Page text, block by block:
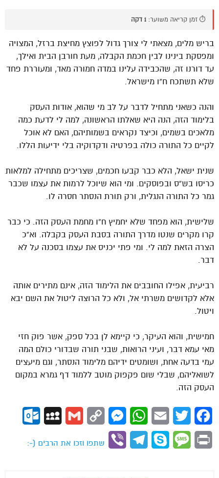
⏱️ זמן קריאה משוער: 1 דקה
בריש מלים, מצאתי לי צורך גדול לפוצץ מחיצת ברזל, המצויה
ומפסקת בינינו לבין חכמת הקבלה, מעת חורבן הבית ואילך,
עד דורנו זה, שהכבידה עלינו במדה חמורה מאד, ומעוררת פחד
שלא תשתכח ח”ו מישראל.
והנה כשאני מתחיל לדבר על לב מי שהוא, אודות העסק
בלימוד הזה, הנה היא שאלתו הראשונה, למה לי לדעת כמה
מלאכים בשמים, וכיצד נקראים בשמותיהם, האם לא אוכל
לקיים כל התורה כולה בפרטיה ודקדוקיה בלי ידיעות הללו.
שנית ישאל, הלא כבר קבעו חכמים, שצריכים מתחילה למלאות
כריסו בש”ס ובפוסקים. ומי הוא שיוכל לרמות את עצמו שכבר
גמר כל התורה הנגלית, ורק תורת הנסתר חסרה לו.
שלישית, הוא מפחד שלא יחמיץ ח”ו מחמת העסק הזה. כי כבר
קרו מקרים שנטו מדרך התורה בסבת העסק בקבלה. וא”כ
הצרה הזאת למה לי. ומי פתי יכניס את עצמו בסכנה על לא
דבר.
רביעית, אפילו החובבים את הלימוד הזה, אינם מתירים אותה
אלא לקדושים משרתי אל, ולא כל הרוצה ליטול את השם יבא
ויטול.
חמישית, והוא העיקר, כי קיימא לן בכל ספק, אשר פוק חזי
מאי עמא דבר, ועיני הרואות, שבני תורה שבדורי כולם המה
עמי בדעה אחת, ושומטים ידיהם מלימוד הנסתר, וגם מיעצים
לשואליהם, שבלי שום פקפוק מוטב ללמוד דף גמרא במקום
העסק הזה.
Facebook
Twitter
Email
WhatsApp
Messenger
Copy
Gmail
MySpace
Print
Message
Skype
Telegram
Viber
שתפו וזכו את הרבים (-: